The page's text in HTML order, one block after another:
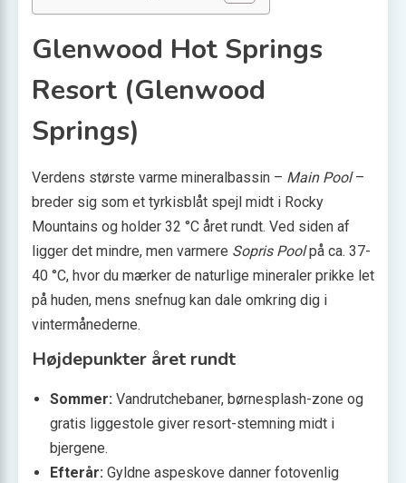
Glenwood Hot Springs
Resort (Glenwood
Springs)
Verdens største varme mineralbassin – Main Pool–
breder sig som et tyrkisblåt spejl midt i Rocky
Mountains og holder 32 °C året rundt. Ved siden af
ligger det mindre, men varmere Sopris Poolpå ca. 37-
40 °C, hvor du mærker de naturlige mineraler prikke let
på huden, mens snefnug kan dale omkring dig i
vintermånederne.
Højdepunkter året rundt
Sommer: Vandrutchebaner, børnesplash-zone og
gratis liggestole giver resort-stemning midt i
bjergene.
Efterår: Gyldne aspeskove danner fotovenlig